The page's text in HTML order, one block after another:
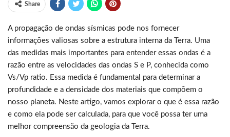
Share
A propagação de ondas sísmicas pode nos fornecer
informações valiosas sobre a estrutura interna da Terra. Uma
das medidas mais importantes para entender essas ondas é a
razão entre as velocidades das ondas S e P, conhecida como
Vs/Vp ratio. Essa medida é fundamental para determinar a
profundidade e a densidade dos materiais que compõem o
nosso planeta. Neste artigo, vamos explorar o que é essa razão
e como ela pode ser calculada, para que você possa ter uma
melhor compreensão da geologia da Terra.